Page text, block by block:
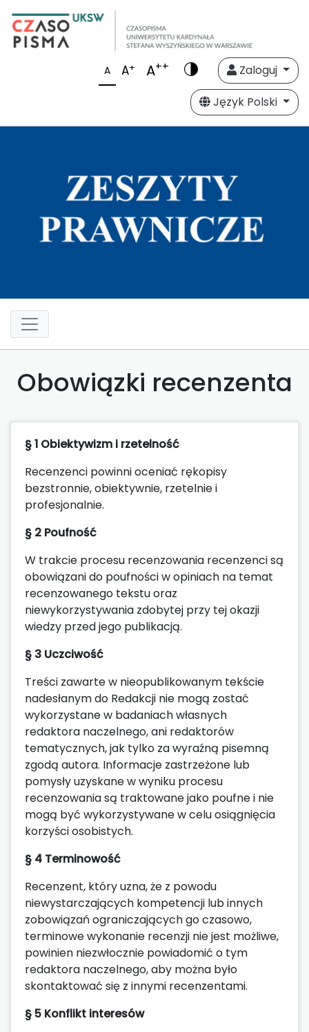
A A+ A++
Zaloguj
Język Polski
Obowiązki recenzenta
§ 1 Obiektywizm i rzetelność
Recenzenci powinni oceniać rękopisy
bezstronnie, obiektywnie, rzetelnie i
profesjonalnie.
§ 2 Poufność
W trakcie procesu recenzowania recenzenci są
obowiązani do poufności w opiniach na temat
recenzowanego tekstu oraz
niewykorzystywania zdobytej przy tej okazji
wiedzy przed jego publikacją.
§ 3 Uczciwość
Treści zawarte w nieopublikowanym tekście
nadesłanym do Redakcji nie mogą zostać
wykorzystane w badaniach własnych
redaktora naczelnego, ani redaktorów
tematycznych, jak tylko za wyraźną pisemną
zgodą autora. Informacje zastrzeżone lub
pomysły uzyskane w wyniku procesu
recenzowania są traktowane jako poufne i nie
mogą być wykorzystywane w celu osiągnięcia
korzyści osobistych.
§ 4 Terminowość
Recenzent, który uzna, że z powodu
niewystarczających kompetencji lub innych
zobowiązań ograniczających go czasowo,
terminowe wykonanie recenzji nie jest możliwe,
powinien niezwłocznie powiadomić o tym
redaktora naczelnego, aby można było
skontaktować się z innymi recenzentami.
§ 5 Konflikt interesów